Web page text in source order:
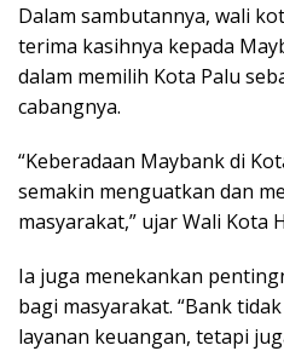
Dalam sambutannya, wali
terima kasihnya kepada
dalam memilih Kota Palu
cabangnya.
“Keberadaan Maybank di
semakin menguatkan dan
masyarakat,” ujar Wali Kota
Ia juga menekankan
bagi masyarakat. “Bank
layanan keuangan, tetapi